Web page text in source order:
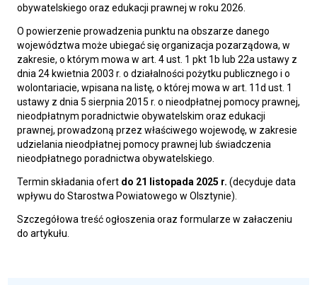
obywatelskiego oraz edukacji prawnej w roku 2026.
O powierzenie prowadzenia punktu na obszarze danego
województwa może ubiegać się organizacja pozarządowa, w
zakresie, o którym mowa w art. 4 ust. 1 pkt 1b lub 22a ustawy z
dnia 24 kwietnia 2003 r. o działalności pożytku publicznego i o
wolontariacie, wpisana na listę, o której mowa w art. 11d ust. 1
ustawy z dnia 5 sierpnia 2015 r. o nieodpłatnej pomocy prawnej,
nieodpłatnym poradnictwie obywatelskim oraz edukacji
prawnej, prowadzoną przez właściwego wojewodę, w zakresie
udzielania nieodpłatnej pomocy prawnej lub świadczenia
nieodpłatnego poradnictwa obywatelskiego.
Termin składania ofert do 21 listopada 2025 r. (decyduje data
wpływu do Starostwa Powiatowego w Olsztynie).
Szczegółowa treść ogłoszenia oraz formularze w załaczeniu
do artykułu.